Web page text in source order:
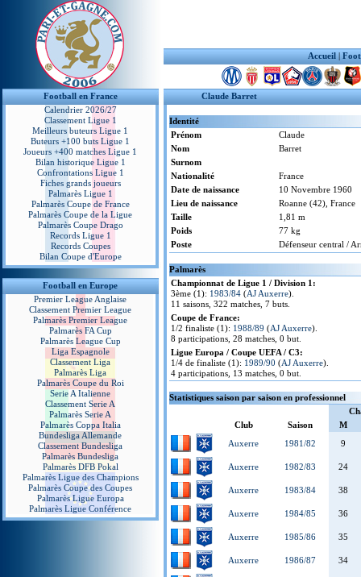
Accueil |
Football en France
Calendrier 2026/27
Classement Ligue 1
Meilleurs buteurs Ligue 1
Buteurs +100 buts Ligue 1
Joueurs +400 matches Ligue 1
Bilan historique Ligue 1
Confrontations Ligue 1
Fiches grands joueurs
Palmarès Ligue 1
Palmarès Coupe de France
Palmarès Coupe de la Ligue
Palmarès Coupe Drago
Records Ligue 1
Records Coupes
Bilan Coupe d'Europe
Football en Europe
Premier League Anglaise
Classement Premier League
Palmarès Premier League
Palmarès FA Cup
Palmarès League Cup
Liga Espagnole
Classement Liga
Palmarès Liga
Palmarès Coupe du Roi
Serie A Italienne
Classement Serie A
Palmarès Serie A
Palmarès Coppa Italia
Bundesliga Allemande
Classement Bundesliga
Palmarès Bundesliga
Palmarès DFB Pokal
Palmarès Ligue des Champions
Palmarès Coupe des Coupes
Palmarès Ligue Europa
Palmarès Ligue Conférence
Claude Barret
Identité
Prénom
Claude
Nom
Barret
Surnom
Nationalité
France
Date de naissance
10 Novembre 1960
Lieu de naissance
Roanne (42), France
Taille
1,81 m
Poids
77 kg
Poste
Défenseur central /
Palmarès
Championnat de Ligue 1 / Division 1:
3ème (1): 1983/84 (AJ Auxerre).
11 saisons, 322 matches, 7 buts.
Coupe de France:
1/2 finaliste (1): 1988/89 (AJ Auxerre).
8 participations, 28 matches, 0 but.
Ligue Europa / Coupe UEFA / C3:
1/4 de finaliste (1): 1989/90 (AJ Auxerre).
4 participations, 13 matches, 0 but.
Statistiques saison par saison en professionnel
Club
Saison
M
Auxerre
1981/82 9
Auxerre 1982/83 24
Auxerre 1983/84 38
Auxerre 1984/85 36
Auxerre 1985/86 35
Auxerre 1986/87 34